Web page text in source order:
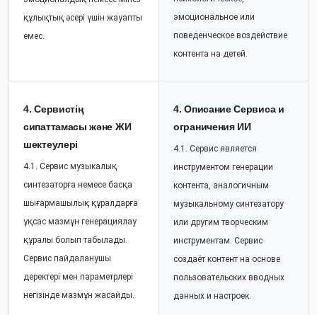
құлықтық әсері үшін жауапты
емес.
эмоциональное или
поведенческое воздействие
контента на детей.
4. Сервистің
сипаттамасы және ЖИ
шектеулері
4.1. Сервис музыкалық
синтезаторға немесе басқа
шығармашылық құралдарға
ұқсас мазмұн генерациялау
құралы болып табылады.
Сервис пайдаланушы
деректері мен параметрлері
негізінде мазмұн жасайды.
4. Описание Сервиса и
ограничения ИИ
4.1. Сервис является
инструментом генерации
контента, аналогичным
музыкальному синтезатору
или другим творческим
инструментам. Сервис
создаёт контент на основе
пользовательских вводных
данных и настроек.